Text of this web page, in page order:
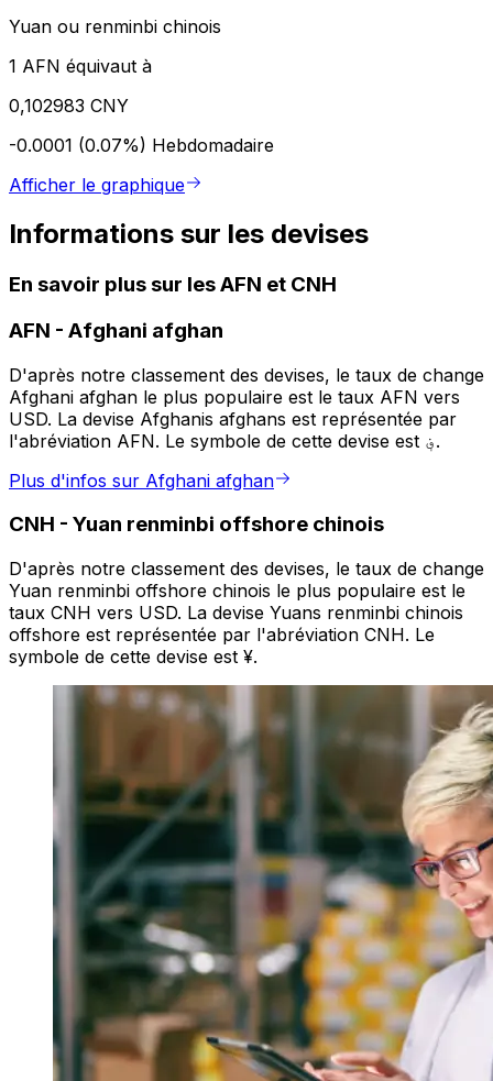
Yuan ou renminbi chinois
1 AFN équivaut à
0,102983 CNY
-0.0001 (0.07%) Hebdomadaire
Afficher le graphique
Informations sur les devises
En savoir plus sur les AFN et CNH
AFN - Afghani afghan
D'après notre classement des devises, le taux de change
Afghani afghan le plus populaire est le taux AFN vers
USD. La devise Afghanis afghans est représentée par
l'abréviation AFN. Le symbole de cette devise est ؋.
Plus d'infos sur Afghani afghan
CNH - Yuan renminbi offshore chinois
D'après notre classement des devises, le taux de change
Yuan renminbi offshore chinois le plus populaire est le
taux CNH vers USD. La devise Yuans renminbi chinois
offshore est représentée par l'abréviation CNH. Le
symbole de cette devise est ¥.